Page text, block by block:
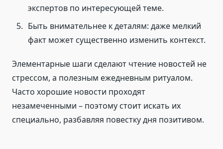
экспертов по интересующей теме.
Быть внимательнее к деталям: даже мелкий
факт может существенно изменить контекст.
Элементарные шаги сделают чтение новостей не
стрессом, а полезным ежедневным ритуалом.
Часто хорошие новости проходят
незамеченными – поэтому стоит искать их
специально, разбавляя повестку дня позитивом.